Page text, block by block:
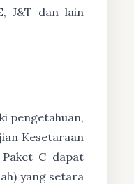
J&T dan lain
pengetahuan,
Kesetaraan
C dapat
yang setara